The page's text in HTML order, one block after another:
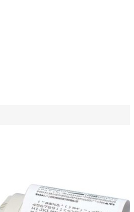
Термопринтер DPU414 c адаптером
Япония)